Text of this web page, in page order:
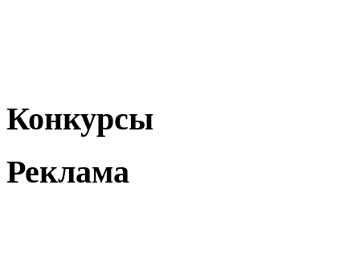
Конкурсы
Реклама